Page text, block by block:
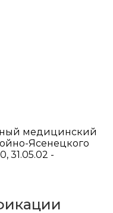
медицинский
Ясенецкого
31.05.02 -